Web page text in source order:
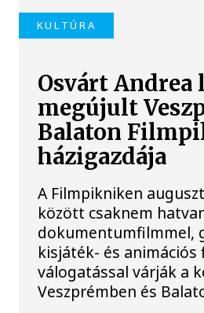
KULTÚRA
Osvárt Andrea
megújult
Balaton
házigazdája
A Filmpikniken
között csaknem
dokumentumfilmmel,
kisjáték- és animációs
válogatással várják a
Veszprémben és